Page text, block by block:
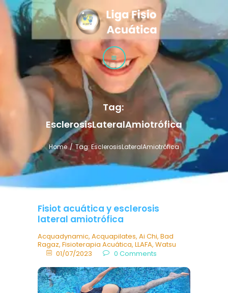
Tag:
EsclerosisLateralAmiotrófica
Home Tag: EsclerosisLateralAmiotrófica
LLAFA
Liga Latinoamericana de Fisioterapia Acuática
LIGA
CURSOS
TÉCNICAS
Fisiot acuática y esclerosis
lateral amiotrófica
Acquadynamic, Acquapilates, Ai Chi, Bad
Ragaz, Fisioterapia Acuática, LLAFA, Watsu
01/07/2023
0 Comments